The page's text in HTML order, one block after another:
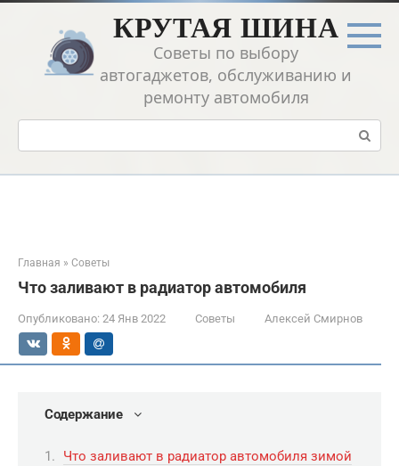
Перейти
контенту
КРУТАЯ ШИНА
Советы по выбору
автогаджетов, обслуживанию и
ремонту автомобиля
Поиск:
Главная » Советы
Что заливают в радиатор автомобиля
Опубликовано: 24 Янв 2022 Советы Алексей Смирнов
Содержание
Что заливают в радиатор автомобиля зимой